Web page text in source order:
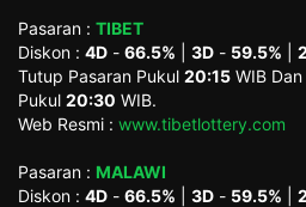
Pasaran : TIBET
Diskon : 4D - 66.5% 3D - 59.5%
Tutup Pasaran Pukul 20:15 WIB
Pukul 20:30 WIB.
Web Resmi : www.tibetlottery.com
Pasaran : MALAWI
Diskon : 4D - 66.5% 3D - 59.5%